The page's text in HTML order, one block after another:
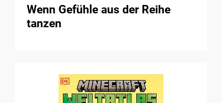
Wenn Gefühle aus der Reihe
tanzen